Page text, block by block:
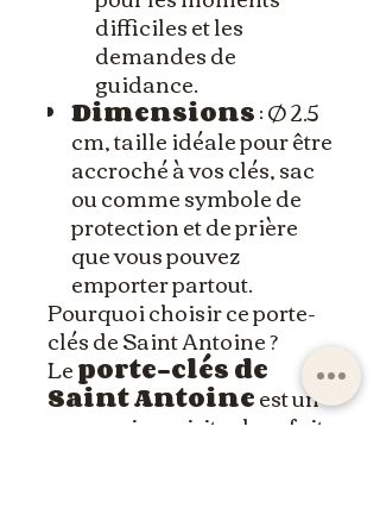
difficiles et les
demandes de
guidance.
Dimensions: Ø 2.5
cm, taille idéale pour être
accroché à vos clés, sac
ou comme symbole de
protection et de prière
que vous pouvez
emporter partout.
Pourquoi choisir ce porte-
clés de Saint Antoine ?
Leporte-clés de
Saint Antoineest un
accessoire spirituel parfait